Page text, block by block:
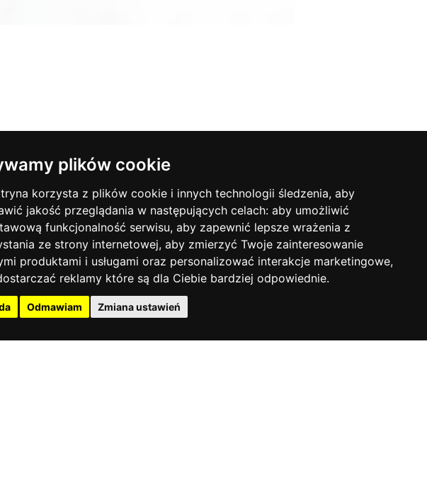
plików cookie
korzysta z plików cookie i innych technologii śledzenia, aby
jakość przeglądania w następujących celach: aby umożliwić
funkcjonalność serwisu, aby zapewnić lepsze wrażenia z
ze strony internetowej, aby zmierzyć Twoje zainteresowanie
produktami i usługami oraz personalizować interakcje marketingowe,
reklamy które są dla Ciebie bardziej odpowiednie.
Odmawiam Zmiana ustawień
kontroli
Track.
Podręcznik użytkownika
Pobierz cennik PDF